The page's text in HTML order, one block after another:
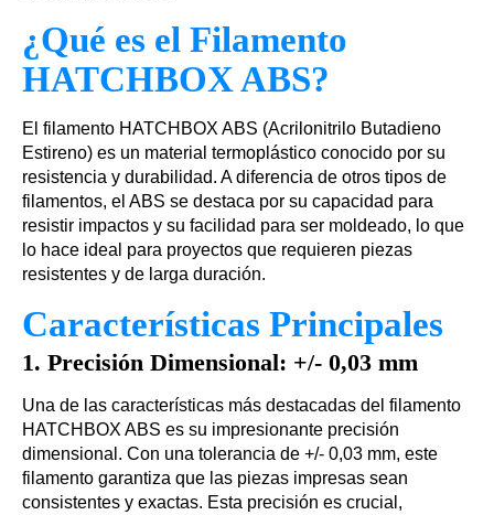
¿Qué es el Filamento
HATCHBOX ABS?
El filamento HATCHBOX ABS (Acrilonitrilo Butadieno
Estireno) es un material termoplástico conocido por su
resistencia y durabilidad. A diferencia de otros tipos de
filamentos, el ABS se destaca por su capacidad para
resistir impactos y su facilidad para ser moldeado, lo que
lo hace ideal para proyectos que requieren piezas
resistentes y de larga duración.
Características Principales
1. Precisión Dimensional: +/- 0,03 mm
Una de las características más destacadas del filamento
HATCHBOX ABS es su impresionante precisión
dimensional. Con una tolerancia de +/- 0,03 mm, este
filamento garantiza que las piezas impresas sean
consistentes y exactas. Esta precisión es crucial,